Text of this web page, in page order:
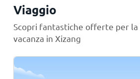
Viaggio
Scopri fantastiche offerte per la
vacanza in Xizang